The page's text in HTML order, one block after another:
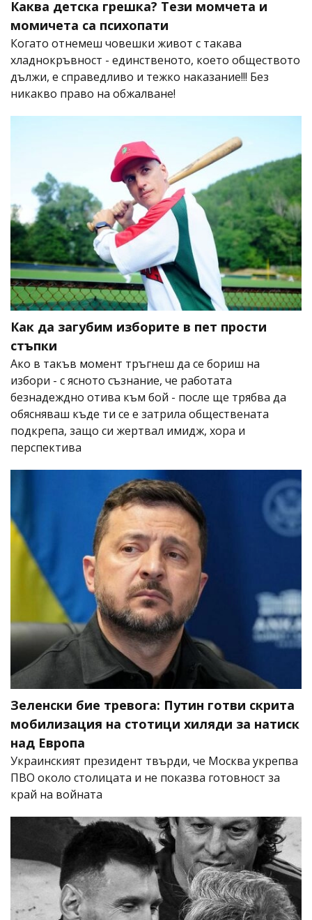
Каква детска грешка? Тези момчета и
момичета са психопати
Когато отнемеш човешки живот с такава
хладнокръвност - единственото, което обществото
дължи, е справедливо и тежко наказание!!! Без
никакво право на обжалване!
Как да загубим изборите в пет прости
стъпки
Ако в такъв момент тръгнеш да се бориш на
избори - с ясното съзнание, че работата
безнадеждно отива към бой - после ще трябва да
обясняваш къде ти се е затрила обществената
подкрепа, защо си жертвал имидж, хора и
перспектива
Зеленски бие тревога: Путин готви скрита
мобилизация на стотици хиляди за натиск
над Европа
Украинският президент твърди, че Москва укрепва
ПВО около столицата и не показва готовност за
край на войната